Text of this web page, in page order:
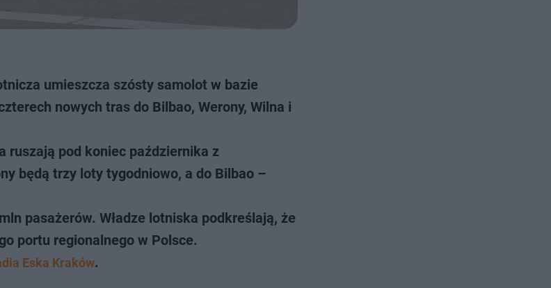
umieszcza szósty samolot w bazie
nowych tras do Bilbao, Werony, Wilna i
ruszają pod koniec października z
będą trzy loty tygodniowo, a do Bilbao –
pasażerów. Władze lotniska podkreślają, że
portu regionalnego w Polsce.
Eska Kraków.